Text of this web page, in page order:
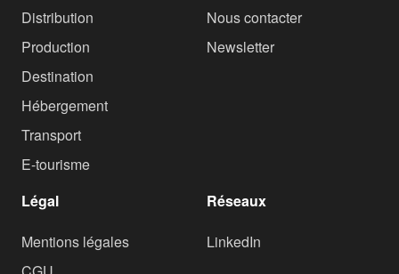
Distribution
Production
Destination
Hébergement
Transport
E-tourisme
Nous contacter
Newsletter
Légal
Mentions légales
Réseaux
LinkedIn